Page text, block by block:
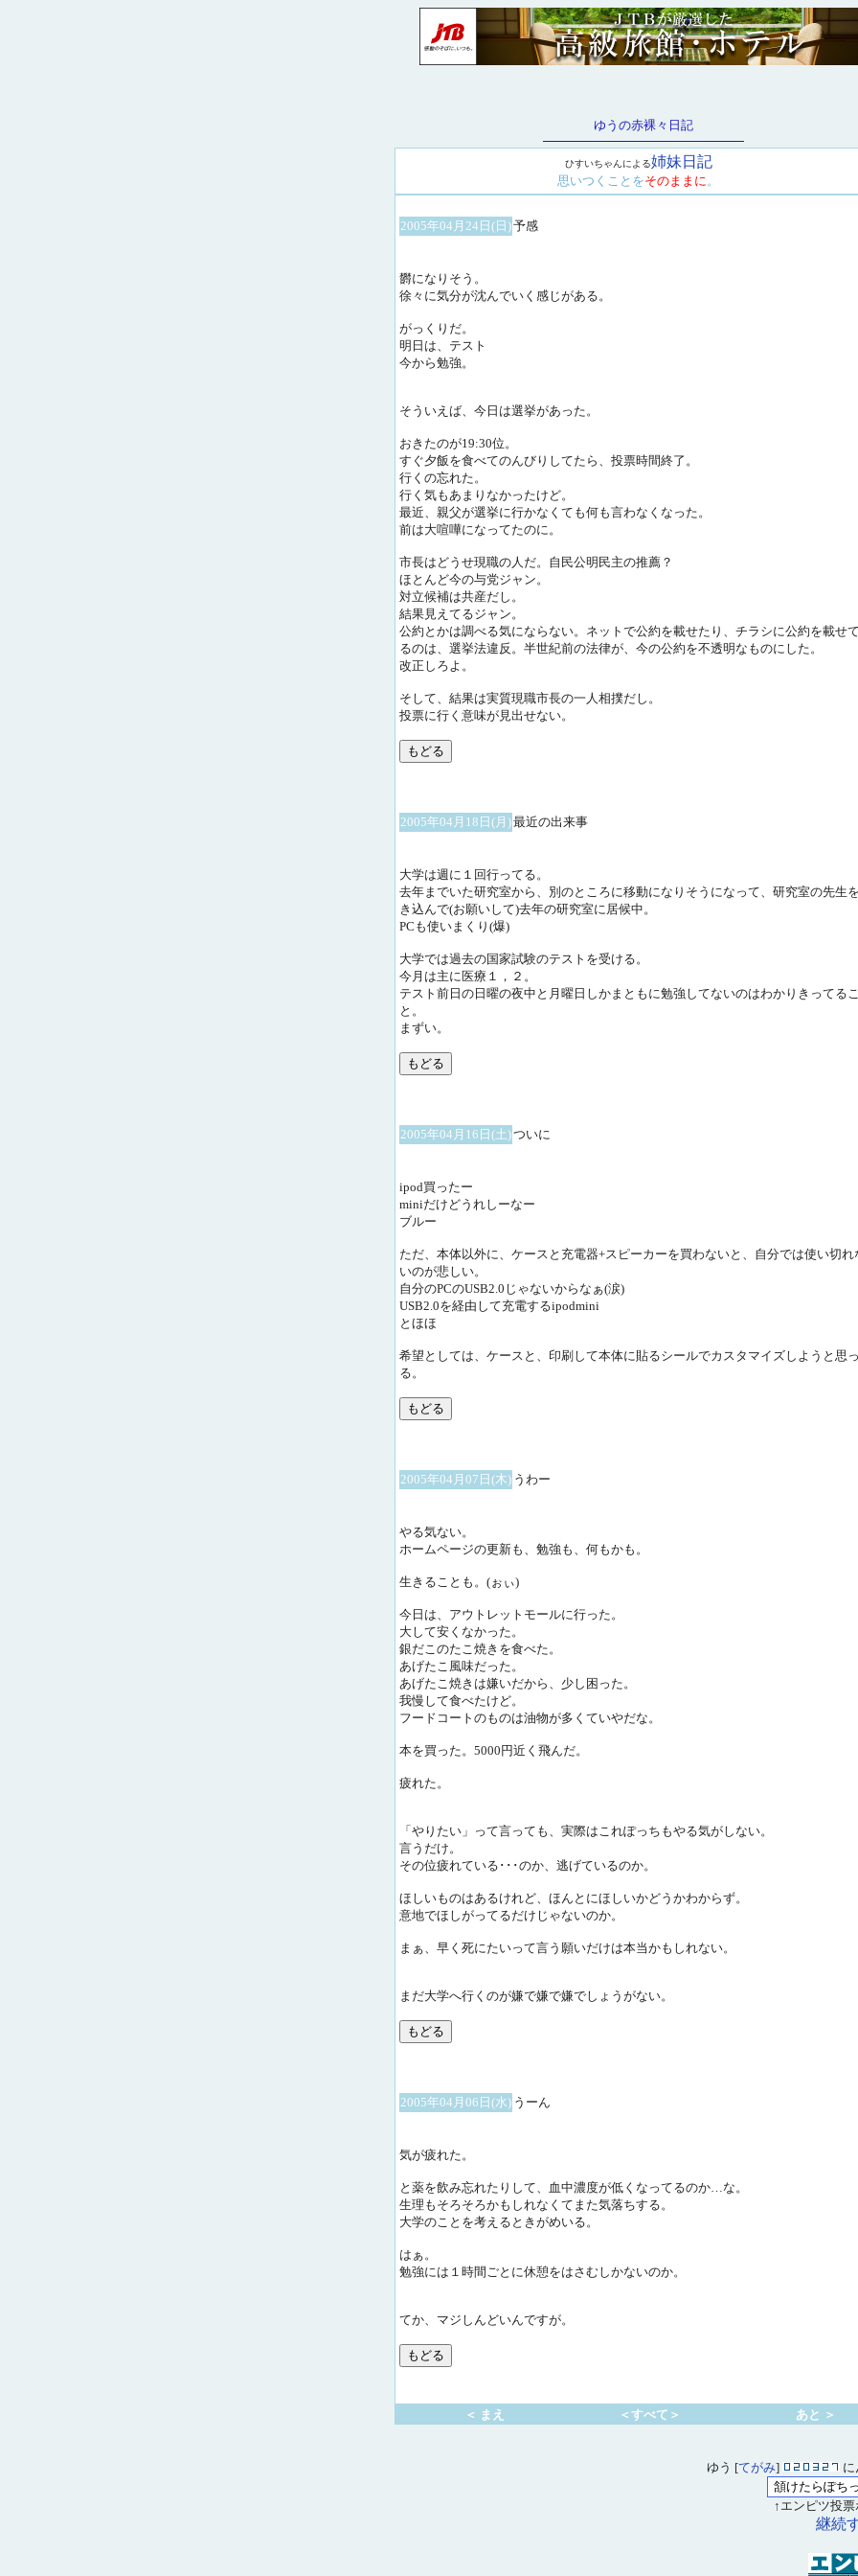
ゆうの赤裸々日記
ひすいちゃんによる姉妹日記
思いつくことをそのままに。
2005年04月24日(日)予感
欝になりそう。
徐々に気分が沈んでいく感じがある。
がっくりだ。
明日は、テスト
今から勉強。
そういえば、今日は選挙があった。
おきたのが19:30位。
すぐ夕飯を食べてのんびりしてたら、投票時間終了。
行くの忘れた。
行く気もあまりなかったけど。
最近、親父が選挙に行かなくても何も言わなくなった。
前は大喧嘩になってたのに。
市長はどうせ現職の人だ。自民公明民主の推薦？
ほとんど今の与党ジャン。
対立候補は共産だし。
結果見えてるジャン。
公約とかは調べる気にならない。ネットで公約を載せたり、チラシに公約を載せ
るのは、選挙法違反。半世紀前の法律が、今の公約を不透明なものにした。
改正しろよ。
そして、結果は実質現職市長の一人相撲だし。
投票に行く意味が見出せない。
2005年04月18日(月)最近の出来事
大学は週に１回行ってる。
去年までいた研究室から、別のところに移動になりそうになって、研究室の先生
き込んで(お願いして)去年の研究室に居候中。
PCも使いまくり(爆)
大学では過去の国家試験のテストを受ける。
今月は主に医療１，２。
テスト前日の日曜の夜中と月曜日しかまともに勉強してないのはわかりきってる
と。
まずい。
2005年04月16日(土)ついに
ipod買ったー
miniだけどうれしーなー
ブルー
ただ、本体以外に、ケースと充電器+スピーカーを買わないと、自分では使い切れ
いのが悲しい。
自分のPCのUSB2.0じゃないからなぁ(涙)
USB2.0を経由して充電するipodmini
とほほ
希望としては、ケースと、印刷して本体に貼るシールでカスタマイズしようと思
る。
2005年04月07日(木) うわー
やる気ない。
ホームページの更新も、勉強も、何もかも。
生きることも。(ぉぃ)
今日は、アウトレットモールに行った。
大して安くなかった。
銀だこのたこ焼きを食べた。
あげたこ風味だった。
あげたこ焼きは嫌いだから、少し困った。
我慢して食べたけど。
フードコートのものは油物が多くていやだな。
本を買った。5000円近く飛んだ。
疲れた。
「やりたい」って言っても、実際はこれぽっちもやる気がしない。
言うだけ。
その位疲れている･･･のか、逃げているのか。
ほしいものはあるけれど、ほんとにほしいかどうかわからず。
意地でほしがってるだけじゃないのか。
まぁ、早く死にたいって言う願いだけは本当かもしれない。
まだ大学へ行くのが嫌で嫌で嫌でしょうがない。
2005年04月06日(水) うーん
気が疲れた。
と薬を飲み忘れたりして、血中濃度が低くなってるのか…な。
生理もそろそろかもしれなくてまた気落ちする。
大学のことを考えるときがめいる。
はぁ。
勉強には１時間ごとに休憩をはさむしかないのか。
てか、マジしんどいんですが。
＜ まえ ＜すべて＞ あと ＞
ゆう [てがみ]
↑エンピツ投
継続